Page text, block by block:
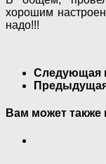
хорошим
надо!!!
Следующая
Вам может также